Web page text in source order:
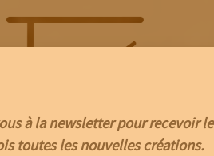
à la newsletter pour recevoir
toutes les nouvelles créations.